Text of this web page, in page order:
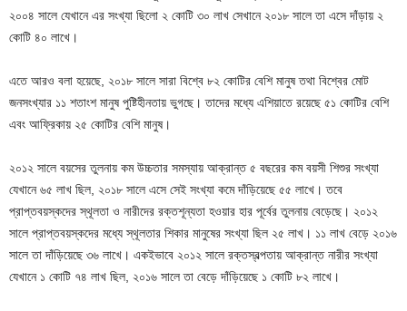
২০০৪ সালে যেখানে এর সংখ্যা ছিলো ২ কোটি ৩০ লাখ সেখানে ২০১৮ সালে তা এসে দাঁড়ায় ২
কোটি ৪০ লাখে।
এতে আরও বলা হয়েছে, ২০১৮ সালে সারা বিশ্বে ৮২ কোটির বেশি মানুষ তথা বিশ্বের মোট
জনসংখ্যার ১১ শতাংশ মানুষ পুষ্টিহীনতায় ভুগছে। তাদের মধ্যে এশিয়াতে রয়েছে ৫১ কোটির বেশি
এবং আফ্রিকায় ২৫ কোটির বেশি মানুষ।
২০১২ সালে বয়সের তুলনায় কম উচ্চতার সমস্যায় আক্রান্ত ৫ বছরের কম বয়সী শিশুর সংখ্যা
যেখানে ৬৫ লাখ ছিল, ২০১৮ সালে এসে সেই সংখ্যা কমে দাঁড়িয়েছে ৫৫ লাখে। তবে
প্রাপ্তবয়স্কদের স্থূলতা ও নারীদের রক্তশূন্যতা হওয়ার হার পূর্বের তুলনায় বেড়েছে। ২০১২
সালে প্রাপ্তবয়স্কদের মধ্যে স্থূলতার শিকার মানুষের সংখ্যা ছিল ২৫ লাখ। ১১ লাখ বেড়ে ২০১৬
সালে তা দাঁড়িয়েছে ৩৬ লাখে। একইভাবে ২০১২ সালে রক্তস্বল্পতায় আক্রান্ত নারীর সংখ্যা
যেখানে ১ কোটি ৭৪ লাখ ছিল, ২০১৬ সালে তা বেড়ে দাঁড়িয়েছে ১ কোটি ৮২ লাখে।